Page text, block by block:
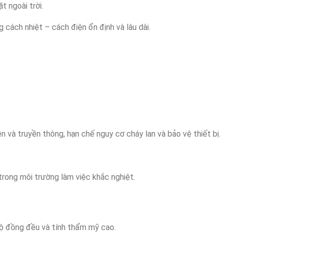
ngoài trời.
cách nhiệt – cách điện ổn định và lâu dài.
truyền thông, hạn chế nguy cơ cháy lan và bảo vệ thiết bị.
môi trường làm việc khắc nghiệt.
đồng đều và tính thẩm mỹ cao.